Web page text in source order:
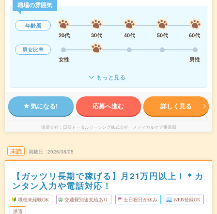
職場の雰囲気
年齢層
20代
30代 40代 50代
60代
男女比率
女性
男性
もっと見る
気になる! 応募へ進む 詳しく見る
派遣会社 日研トータルソーシング株式会社 メディカルケア事業部
未読 掲載日 2026/08/05
【ガッツリ長期で稼げる】月21万円以上！＊カ
ンタン入力や電話対応！
職種未経験OK 交通費別途支給あり 土日祝日が休み WEB登録OK
派遣